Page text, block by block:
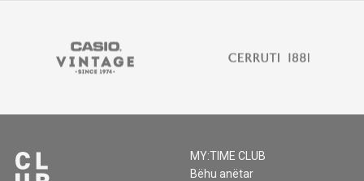
MY:TIME CLUB
Bëhu anëtar